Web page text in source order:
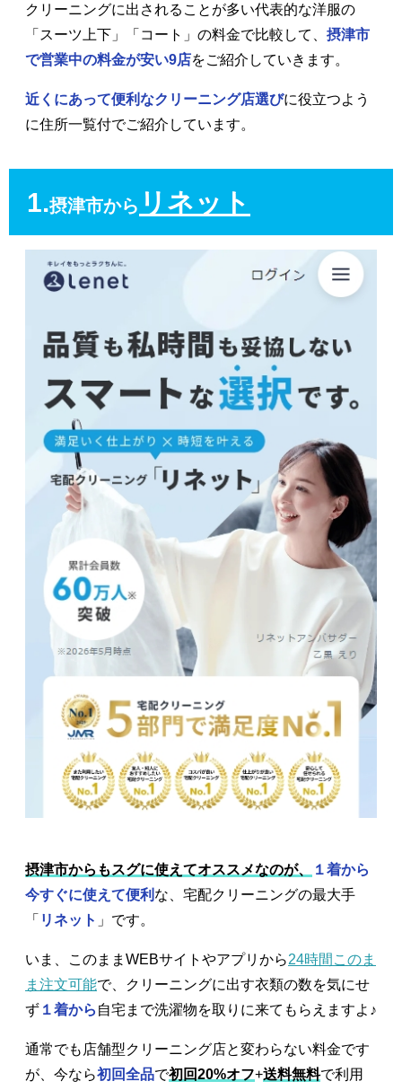
クリーニングに出されることが多い代表的な洋服の
「スーツ上下」「コート」の料金で比較して、 摂津市
で営業中の料金が安い9店をご紹介していきます。
近くにあって便利なクリーニング店選びに役立つよう
に住所一覧付でご紹介しています。
1.摂津市から リネット
摂津市からもスグに使えてオススメなのが、
１着から
今すぐに使えて便利 な、宅配クリーニングの最大手
「 リネット 」です。
いま、このままWEBサイトやアプリから24時間このま
ま注文可能で、クリーニングに出す衣類の数を気にせ
ず １着から 自宅まで洗濯物を取りに来てもらえますよ♪
通常でも店舗型クリーニング店と変わらない料金です
が、今なら初回全品で初回20%オフ+送料無料で利用